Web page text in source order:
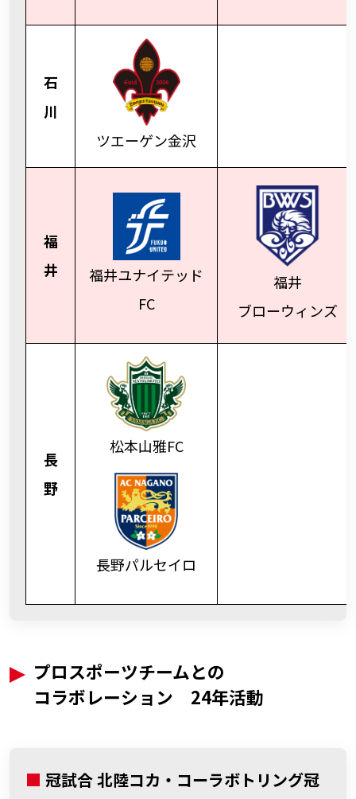
石
川
ツエーゲン金沢
福
井
福井ユナイテッド
FC
福井
ブローウィンズ
長
野
松本山雅FC
長野パルセイロ
プロスポーツチームとの
コラボレーション
24年活動
■ 冠試合 北陸コカ・コーラボトリング冠